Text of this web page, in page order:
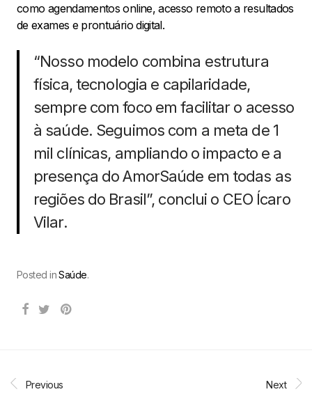
como agendamentos online, acesso remoto a resultados
de exames e prontuário digital.
“Nosso modelo combina estrutura
física, tecnologia e capilaridade,
sempre com foco em facilitar o acesso
à saúde. Seguimos com a meta de 1
mil clínicas, ampliando o impacto e a
presença do AmorSaúde em todas as
regiões do Brasil”, conclui o CEO Ícaro
Vilar.
Posted inSaúde.
Previous Next